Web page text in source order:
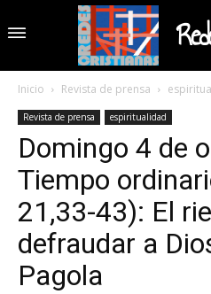
Inicio Revista de prensa
Revista de prensa espiritualidad
Domingo 4 de
Tiempo
21,33-43): El
defraudar a
Pagola